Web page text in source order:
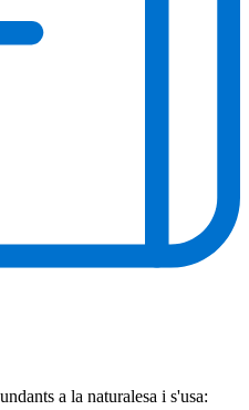
a la naturalesa i s'usa: